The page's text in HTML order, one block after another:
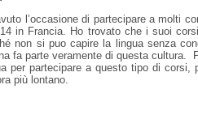
l’occasione di partecipare a molti
in Francia. Ho trovato che i suoi
non si puo capire la lingua senza
fa parte veramente di questa cultura.
per partecipare a questo tipo di
più lontano.